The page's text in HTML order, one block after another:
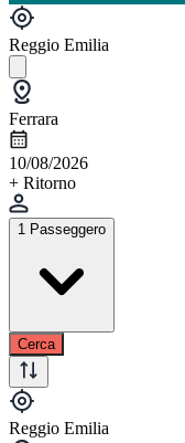
Reggio Emilia
Ferrara
10/08/2026
+ Ritorno
1 Passeggero
Cerca
Reggio Emilia